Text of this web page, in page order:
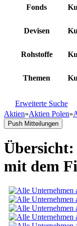
Fonds
Devisen
Rohstoffe
Themen
Erweiterte Suche
Aktien»Aktien Polen»
Push Mitteilungen
mit dem